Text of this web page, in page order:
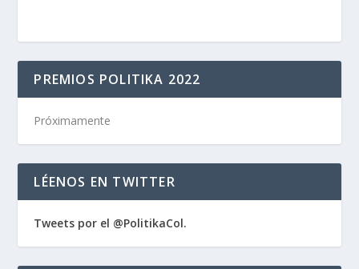
PREMIOS POLITIKA 2022
Próximamente
LÉENOS EN TWITTER
Tweets por el @PolitikaCol.